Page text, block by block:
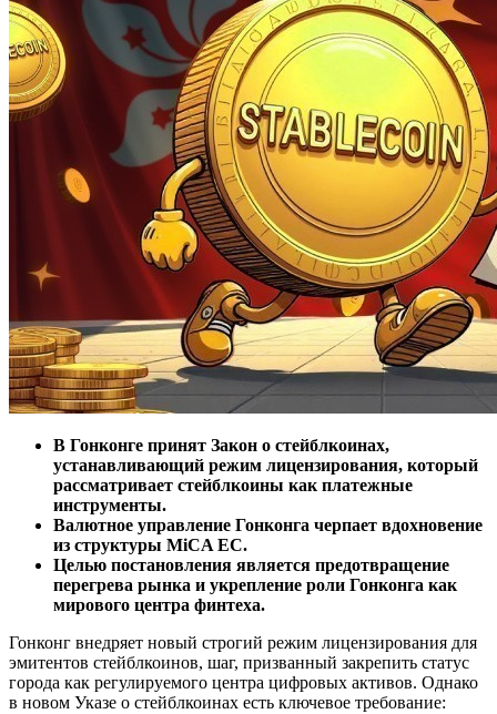
В Гонконге принят Закон о стейблкоинах,
устанавливающий режим лицензирования, который
рассматривает стейблкоины как платежные
инструменты.
Валютное управление Гонконга черпает вдохновение
из структуры MiCA ЕС.
Целью постановления является предотвращение
перегрева рынка и укрепление роли Гонконга как
мирового центра финтеха.
Гонконг внедряет новый строгий режим лицензирования для
эмитентов стейблкоинов, шаг, призванный закрепить статус
города как регулируемого центра цифровых активов. Однако
в новом Указе о стейблкоинах есть ключевое требование: